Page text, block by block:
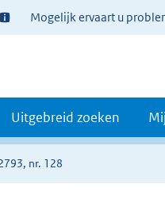
Ter
Mogelijk ervaart u
Uitgebreid zoeken
nr. 128